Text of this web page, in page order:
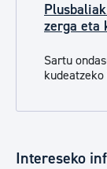
zerga eta
Sartu
Intereseko